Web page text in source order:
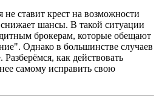
не ставит крест на возможности
шансы. В такой ситуации
брокерам, которые обещают
Однако в большинстве случаев
как действовать
самому исправить свою